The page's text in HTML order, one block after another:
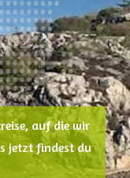
auf die wir
jetzt findest du